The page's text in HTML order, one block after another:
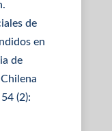
de
en
de
(2):